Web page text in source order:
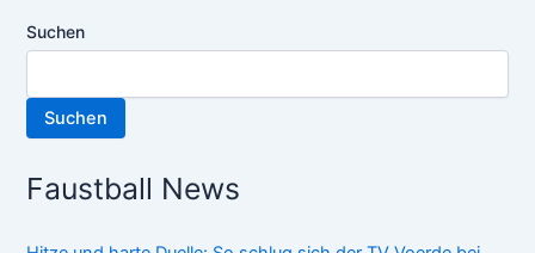
Suchen
Suchen
Faustball News